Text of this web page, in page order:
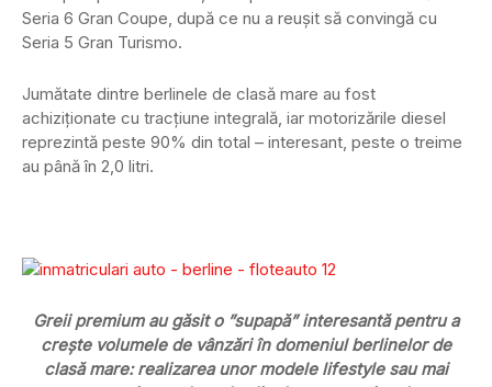
Seria 6 Gran Coupe, după ce nu a reușit să convingă cu
Seria 5 Gran Turismo.
Jumătate dintre berlinele de clasă mare au fost
achiziționate cu tracțiune integrală, iar motorizările diesel
reprezintă peste 90% din total – interesant, peste o treime
au până în 2,0 litri.
Greii premium au găsit o ”supapă” interesantă pentru a
crește volumele de vânzări în domeniul berlinelor de
clasă mare: realizarea unor modele lifestyle sau mai